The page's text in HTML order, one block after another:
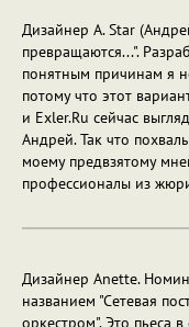
Дизайнер A. Star
превращаются...".
понятным причинам я
потому что этот
и Exler.Ru сейчас
Андрей. Так что
моему предвзятому
профессионалы из
Дизайнер Anette.
названием "Сетевая
оркестром". Это пьеса